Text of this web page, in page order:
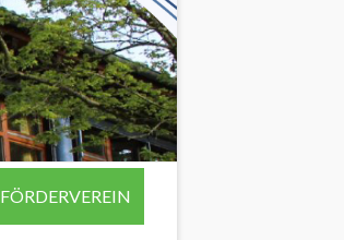
FÖRDERVEREIN